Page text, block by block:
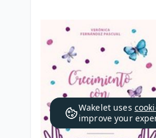
Wakelet uses
improve your